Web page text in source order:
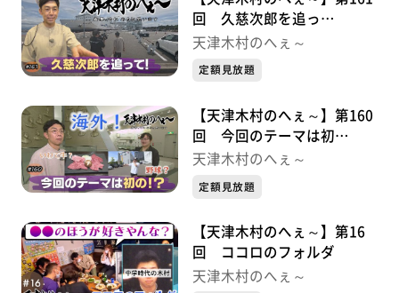
回 久慈次郎を追っ
て・・・・・久慈次郎シリー
天津木村のへぇ～
定額見放題
【天津木村のへぇ～】第160
回 今回のテーマは初
の！？・・・・・久慈次郎シ
天津木村のへぇ～
定額見放題
【天津木村のへぇ～】第16
回 ココロのフォルダ
天津木村のへぇ～